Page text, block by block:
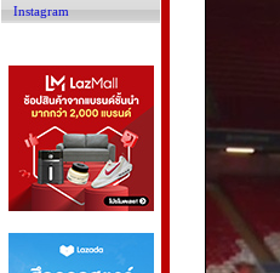
Instagram